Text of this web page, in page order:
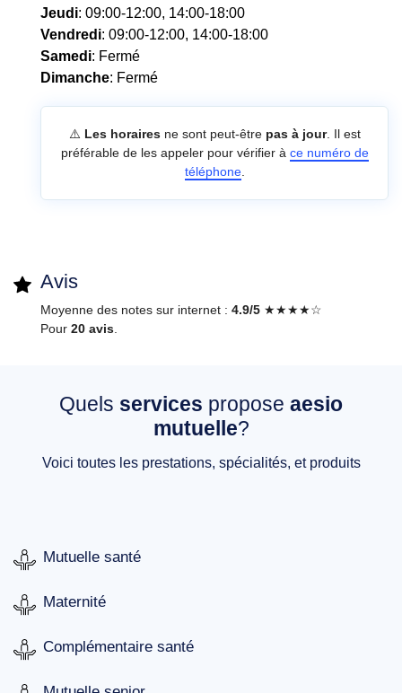
Jeudi: 09:00-12:00, 14:00-18:00
Vendredi: 09:00-12:00, 14:00-18:00
Samedi: Fermé
Dimanche: Fermé
⚠️ Les horairesne sont peut-être pas à jour. Il est
préférable de les appeler pour vérifier à ce numéro de
téléphone.
Avis
Moyenne des notes sur internet : 4.9/5 ★★★★☆
Pour 20 avis
Quels services propose aesio
mutuelle?
Voici toutes les prestations, spécialités, et produits
Mutuelle santé
Maternité
Complémentaire santé